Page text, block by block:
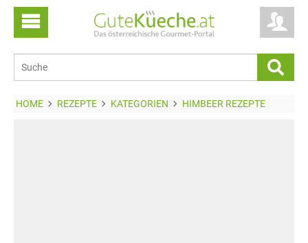
HOME REZEPTE KATEGORIEN HIMBEER REZEPTE